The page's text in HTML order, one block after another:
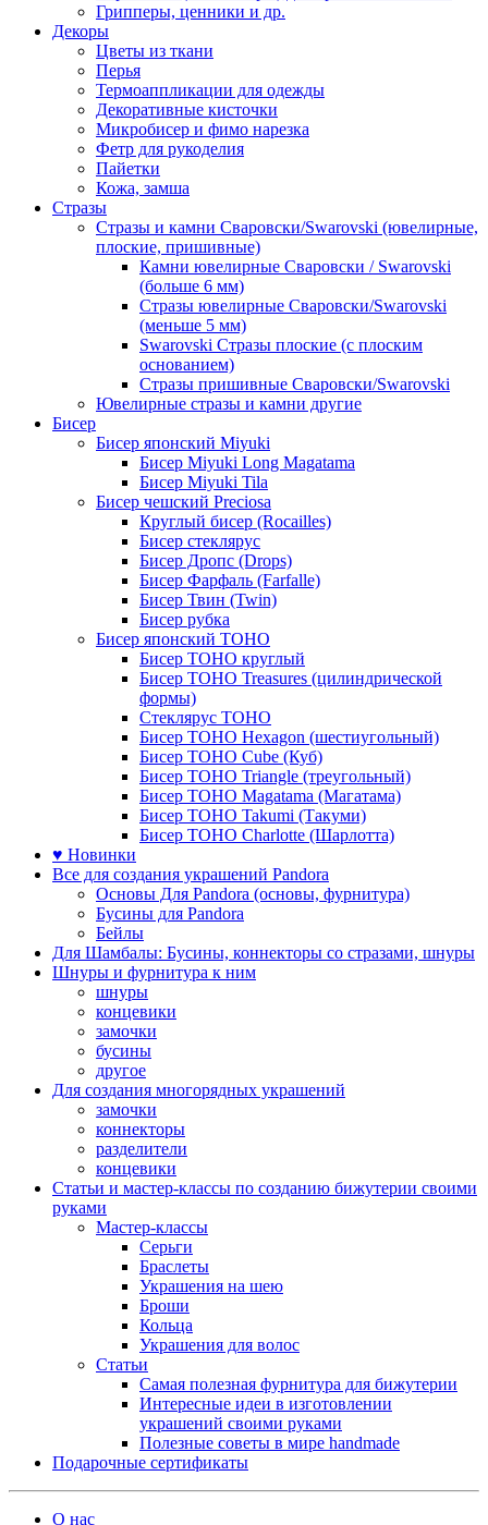
Грипперы, ценники и др.
Декоры
Цветы из ткани
Перья
Термоаппликации для одежды
Декоративные кисточки
Микробисер и фимо нарезка
Фетр для рукоделия
Пайетки
Кожа, замша
Стразы
Стразы и камни Сваровски/Swarovski (ювелирные,
плоские, пришивные)
Камни ювелирные Сваровски / Swarovski
(больше 6 мм)
Стразы ювелирные Сваровски/Swarovski
(меньше 5 мм)
Swarovski Стразы плоские (с плоским
основанием)
Стразы пришивные Сваровски/Swarovski
Ювелирные стразы и камни другие
Бисер
Бисер японский Miyuki
Бисер Miyuki Long Magatama
Бисер Miyuki Tila
Бисер чешский Preciosa
Круглый бисер (Rocailles)
Бисер стеклярус
Бисер Дропс (Drops)
Бисер Фарфаль (Farfalle)
Бисер Твин (Twin)
Бисер рубка
Бисер японский TOHO
Бисер TOHO круглый
Бисер TOHO Treasures (цилиндрической
формы)
Стеклярус TOHO
Бисер TOHO Hexagon (шестиугольный)
Бисер TOHO Cube (Куб)
Бисер TOHO Triangle (треугольный)
Бисер TOHO Magatama (Магатама)
Бисер TOHO Takumi (Такуми)
Бисер TOHO Charlotte (Шарлотта)
♥ Новинки
Все для создания украшений Pandora
Основы Для Pandora (основы, фурнитура)
Бусины для Pandora
Бейлы
Для Шамбалы: Бусины, коннекторы со стразами, шнуры
Шнуры и фурнитура к ним
шнуры
концевики
замочки
бусины
другое
Для создания многорядных украшений
замочки
коннекторы
разделители
концевики
Статьи и мастер-классы по созданию бижутерии своими
руками
Мастер-классы
Серьги
Браслеты
Украшения на шею
Броши
Кольца
Украшения для волос
Статьи
Самая полезная фурнитура для бижутерии
Интересные идеи в изготовлении
украшений своими руками
Полезные советы в мире handmade
Подарочные сертификаты
О нас